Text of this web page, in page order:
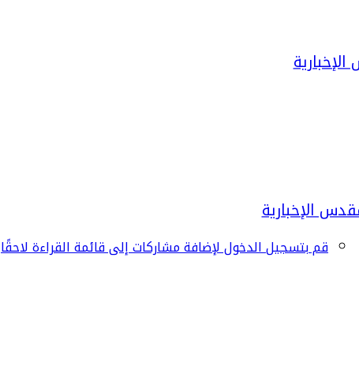
قم بتسجيل الدخول لإضافة مشاركات إلى قائمة القراءة لاحقًا